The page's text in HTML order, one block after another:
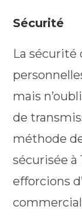
Sécurité
La sécurité
mais
de
méthode
sécurisée à
efforcions